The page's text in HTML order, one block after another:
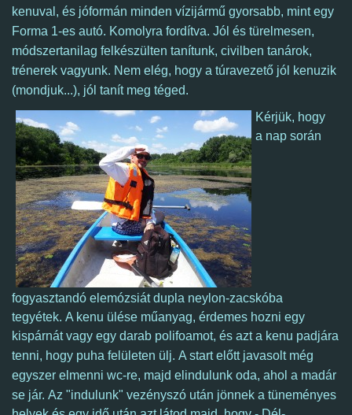
kenuval, és jóformán minden vízijármű gyorsabb, mint egy
Forma 1-es autó. Komolyra fordítva. Jól és türelmesen,
módszertanilag felkészülten tanítunk, civilben tanárok,
trénerek vagyunk. Nem elég, hogy a túravezető jól kenuzik
(mondjuk...), jól tanít meg téged.
Kérjük, hogy
a nap során
fogyasztandó elemózsiát dupla neylon-zacskóba
tegyétek. A kenu ülése műanyag, érdemes hozni egy
kispárnát vagy egy darab polifoamot, és azt a kenu padjára
tenni, hogy puha felületen ülj. A start előtt javasolt még
egyszer elmenni wc-re, majd elindulunk oda, ahol a madár
se jár. Az "indulunk" vezényszó után jönnek a tüneményes